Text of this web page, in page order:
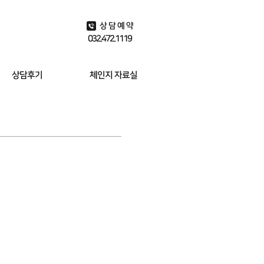
상담예약
032.472.1119
상담후기 체인지 자료실